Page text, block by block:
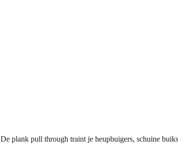
De plank pull through traint je heupbuigers, schuine